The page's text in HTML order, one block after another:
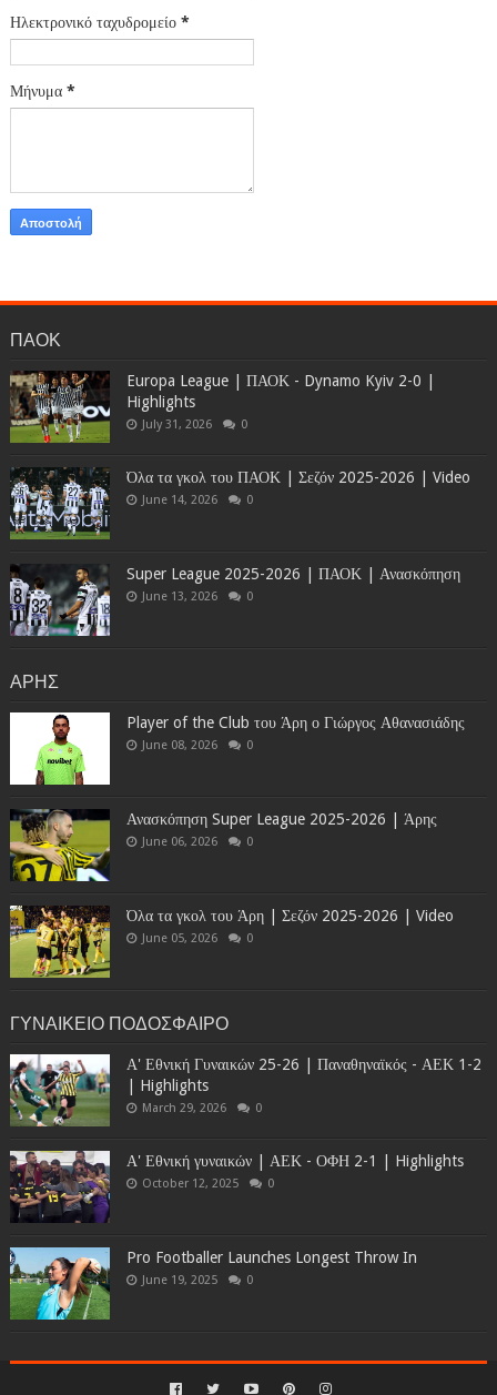
Ηλεκτρονικό ταχυδρομείο *
Μήνυμα *
ΠΑΟΚ
Europa League | ΠΑΟΚ - Dynamo Kyiv 2-0 |
Highlights
July 31, 2026 0
Όλα τα γκολ του ΠΑΟΚ | Σεζόν 2025-2026 | Video
June 14, 2026 0
Super League 2025-2026 | ΠΑΟΚ | Ανασκόπηση
June 13, 2026 0
ΑΡΗΣ
Player of the Club του Άρη ο Γιώργος Αθανασιάδης
June 08, 2026 0
Ανασκόπηση Super League 2025-2026 | Άρης
June 06, 2026 0
Όλα τα γκολ του Άρη | Σεζόν 2025-2026 | Video
June 05, 2026 0
ΓΥΝΑΙΚΕΙΟ ΠΟΔΟΣΦΑΙΡΟ
Α' Εθνική Γυναικών 25-26 | Παναθηναϊκός - ΑΕΚ 1-2
| Highlights
March 29, 2026 0
Α' Εθνική γυναικών | ΑΕΚ - ΟΦΗ 2-1 | Highlights
October 12, 2025 0
Pro Footballer Launches Longest Throw In
June 19, 2025 0